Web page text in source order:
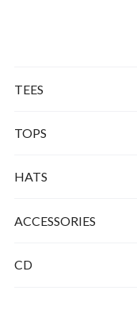
TEES
TOPS
HATS
ACCESSORIES
CD